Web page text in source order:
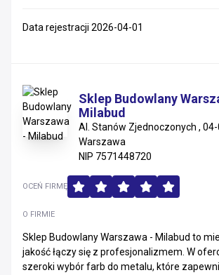
Data rejestracji 2026-04-01
Sklep Budowlany
Milabud
Al. Stanów Zjednoczonych ,
Warszawa
NIP 7571448720
O FIRMIE
Sklep Budowlany Warszawa - Milabud to
jakość łączy się z profesjonalizmem. W
szeroki wybór farb do metalu, które
OCEŃ FIRMĘ